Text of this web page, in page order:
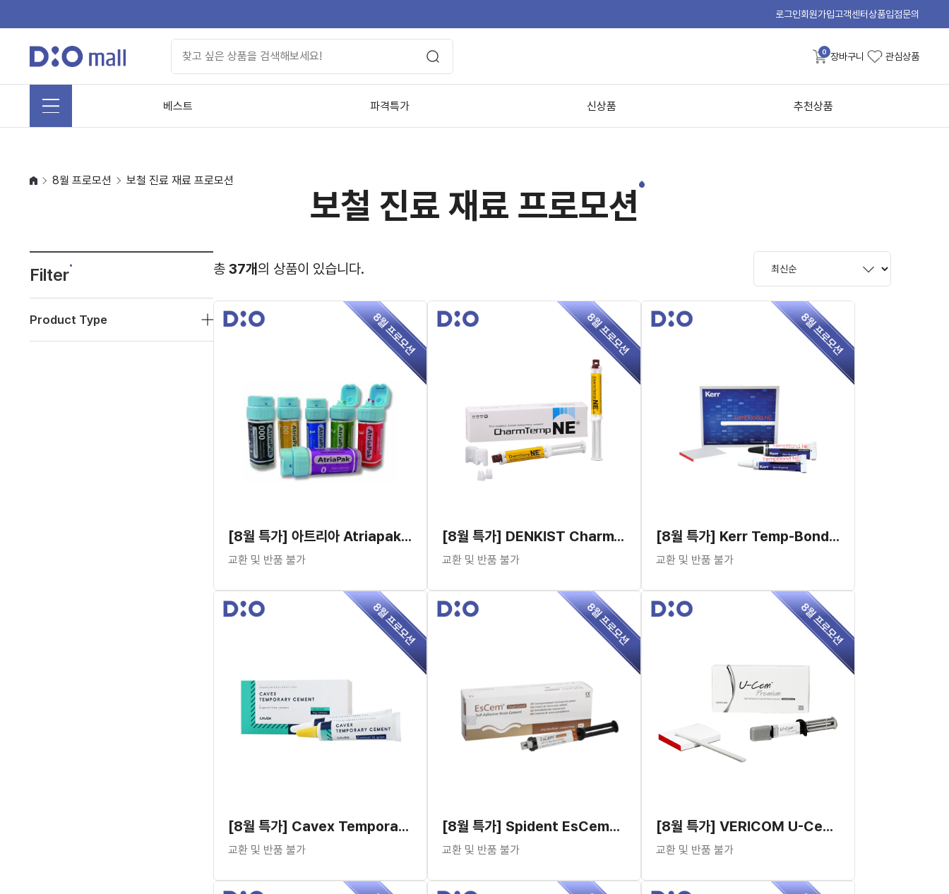
로그인회원가입고객센터상품입점문의
0 장바구니 관심상품
베스트 파격특가 신상품 추천상품
8월 프로모션 보철 진료 재료 프로모션
보철 진료 재료 프로모션
Filter
Product Type
총 37개의 상품이 있습니다.
[8월 특가] 아트리아 Atriapak Cord(254cm) 지혈성분
교환 및 반품 불가
[8월 특가] DENKIST CharmTemp NE
교환 및 반품 불가
[8월 특가] Kerr Temp-Bond™ NE
교환 및 반품 불가
[8월 특가] Cavex Temporary Cement NE
교환 및 반품 불가
[8월 특가] Spident EsCem™ Self Adhesive Resin Cement
교환 및 반품 불가
[8월 특가] VERICOM U-Cem Premium Dispenser
교환 및 반품 불가